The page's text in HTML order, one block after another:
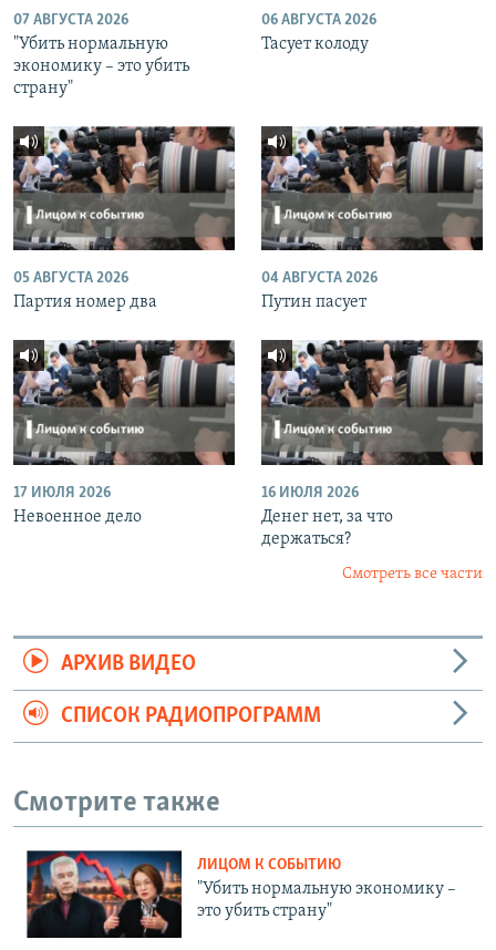
07 АВГУСТА 2026
"Убить нормальную
экономику – это убить
страну"
06 АВГУСТА 2026
Тасует колоду
05 АВГУСТА 2026
Партия номер два
04 АВГУСТА 2026
Путин пасует
17 ИЮЛЯ 2026
Невоенное дело
16 ИЮЛЯ 2026
Денег нет, за что
держаться?
Смотреть все части
АРХИВ ВИДЕО
СПИСОК РАДИОПРОГРАММ
Смотрите также
ЛИЦОМ К СОБЫТИЮ
"Убить нормальную экономику –
это убить страну"